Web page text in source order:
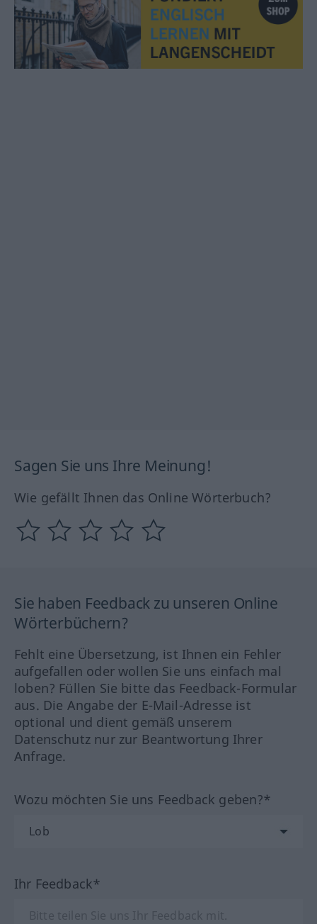
Sagen Sie uns Ihre Meinung!
Wie gefällt Ihnen das Online Wörterbuch?
Sie haben Feedback zu unseren Online
Wörterbüchern?
Fehlt eine Übersetzung, ist Ihnen ein Fehler
aufgefallen oder wollen Sie uns einfach mal
loben? Füllen Sie bitte das Feedback-Formular
aus. Die Angabe der E-Mail-Adresse ist
optional und dient gemäß unserem
Datenschutz nur zur Beantwortung Ihrer
Anfrage.
Wozu möchten Sie uns Feedback geben?*
Ihr Feedback*